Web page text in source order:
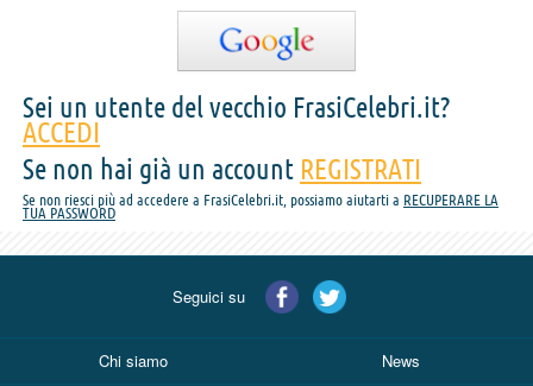
Sei un utente del vecchio FrasiCelebri.it?
ACCEDI
Se non hai già un account REGISTRATI
Se non riesci più ad accedere a FrasiCelebri.it, possiamo aiutarti a RECUPERARE LA
TUA PASSWORD
Seguici su
Chi siamo News